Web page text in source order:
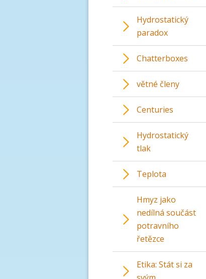
Hydrostatický
paradox
Chatterboxes
větné členy
Centuries
Hydrostatický
tlak
Teplota
Hmyz jako
nedílná součást
potravního
řetězce
Etika: Stát si za